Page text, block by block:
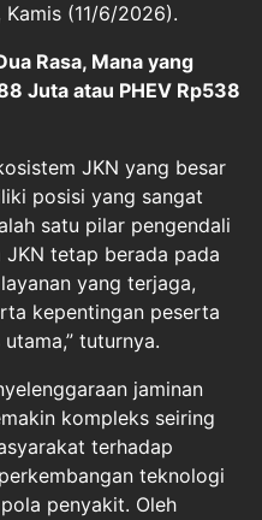
Kamis (11/6/2026).
Rasa, Mana yang
Juta atau PHEV Rp538
JKN yang besar
posisi yang sangat
satu pilar pengendali
tetap berada pada
yang terjaga,
kepentingan peserta
tuturnya.
jaminan
kompleks seiring
terhadap
teknologi
penyakit. Oleh